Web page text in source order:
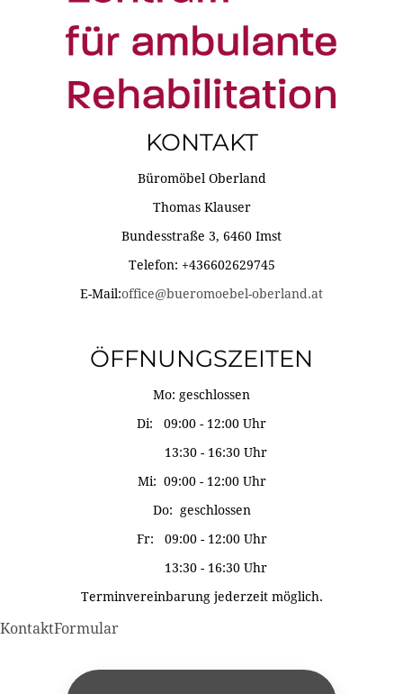
KONTAKT
Büromöbel Oberland
Thomas Klauser
Bundesstraße 3, 6460 Imst
Telefon: +436602629745
E-Mail:office@bueromoebel-oberland.at
ÖFFNUNGSZEITEN
Mo: geschlossen
Di: 09:00 - 12:00 Uhr
13:30 - 16:30 Uhr
Mi: 09:00 - 12:00 Uhr
Do: geschlossen
Fr: 09:00 - 12:00 Uhr
13:30 - 16:30 Uhr
Terminvereinbarung jederzeit möglich.
KontaktFormular